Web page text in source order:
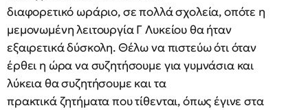
διαφορετικό ωράριο, σε πολλά σχολεία, οπότε η
μεμονωμένη λειτουργία Γ Λυκείου θα ήταν
εξαιρετικά δύσκολη. Θέλω να πιστεύω ότι όταν
έρθει η ώρα να συζητήσουμε για γυμνάσια και
λύκεια θα συζητήσουμε και τα
πρακτικά ζητήματα που τίθενται, όπως έγινε στα